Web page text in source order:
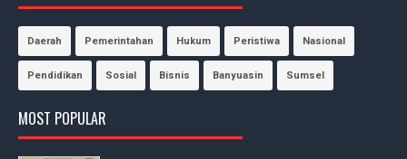
Daerah Pemerintahan Hukum Peristiwa Nasional
Pendidikan Sosial Bisnis Banyuasin Sumsel
MOST POPULAR